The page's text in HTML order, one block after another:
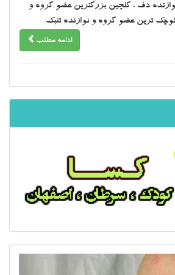
دف ، گلچین بزرگترین عضو گروه و
ترین عضو گروه و نوازنده تنبک
ادامه مطلب